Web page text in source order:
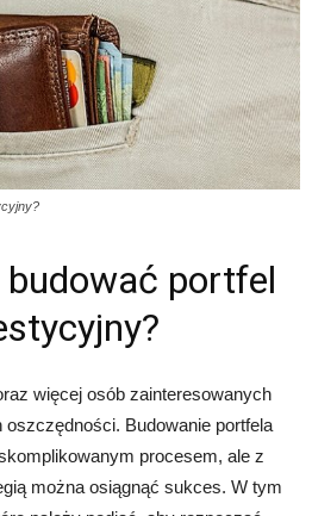
portfel
więcej osób zainteresowanych
Budowanie portfela
procesem, ale z
można osiągnąć sukces. W tym